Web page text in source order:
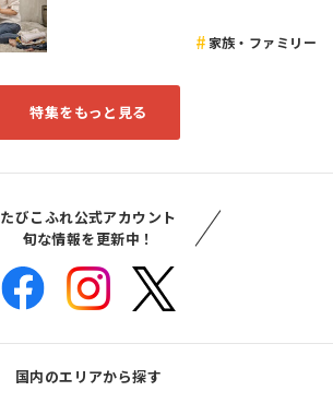
家族・ファミリー
特集をもっと見る
たびこふれ公式アカウント
旬な情報を更新中！
国内のエリアから探す